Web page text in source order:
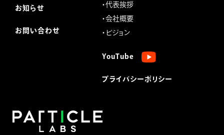
お知らせ
お問い合わせ
・代表挨拶
・会社概要
・ビジョン
YouTube
プライバシーポリシー